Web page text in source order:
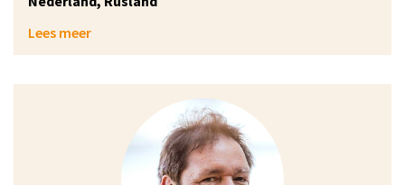
Lees meer